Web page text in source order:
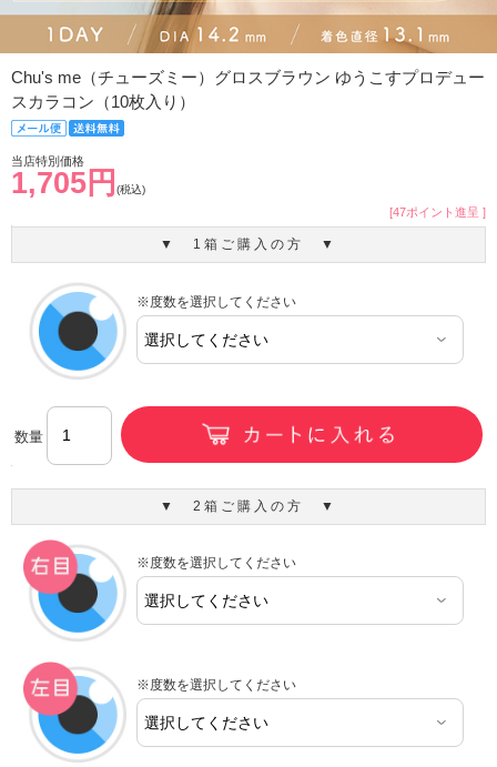
Chu's me（チューズミー）グロスブラウン ゆうこすプロデュー
スカラコン（10枚入り）
当店特別価格
1,705円 (税込)
[47ポイント進呈 ]
▼ 1箱ご購入の方 ▼
※度数を選択してください
数量
▼ 2箱ご購入の方 ▼
※度数を選択してください
※度数を選択してください